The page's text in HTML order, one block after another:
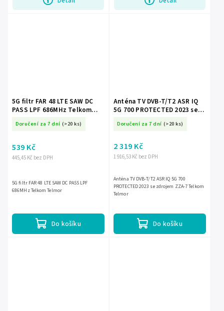
5G filtr FAR 48 LTE SAW DC
PASS LPF 686MHz Telkom
Doručení za 7 dní (>20 ks)
445,45 Kč bez DPH
539 Kč
Do košíku
5G filtr FAR 48 LTE SAW DC PASS LPF
686MHz Telkom Telmor
Anténa TV DVB-T/T2 ASR IQ
5G 700 PROTECTED 2023 se
Telmor
Doručení za 7 dní (>20 ks)
1 916,53 Kč bez DPH
2 319 Kč
Do košíku
Anténa TV DVB-T/T2 ASR IQ 5G 700
PROTECTED 2023 se zdrojem ZZA-7 Telkom
Telmor